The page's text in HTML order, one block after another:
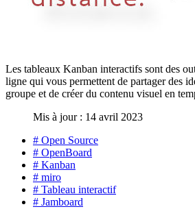
Les tableaux Kanban interactifs sont des
ligne qui vous permettent de partager des
groupe et de créer du contenu visuel en
Mis à jour : 14 avril 2023
# Open Source
# OpenBoard
# Kanban
# miro
# Tableau interactif
# Jamboard